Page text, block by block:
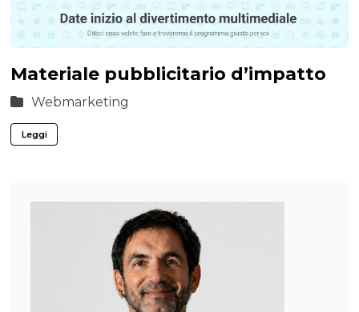
Materiale pubblicitario d’impatto
Webmarketing
Leggi